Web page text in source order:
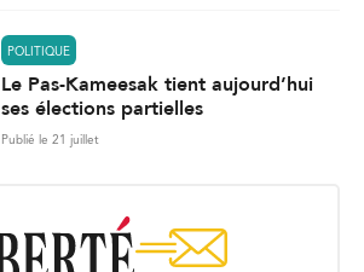
POLITIQUE
Le Pas-Kameesak tient aujourd’hui
ses élections partielles
Publié le 21 juillet